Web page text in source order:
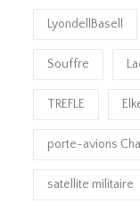
LyondellBasell
Souffre
TREFLE
porte-avions
satellite militaire